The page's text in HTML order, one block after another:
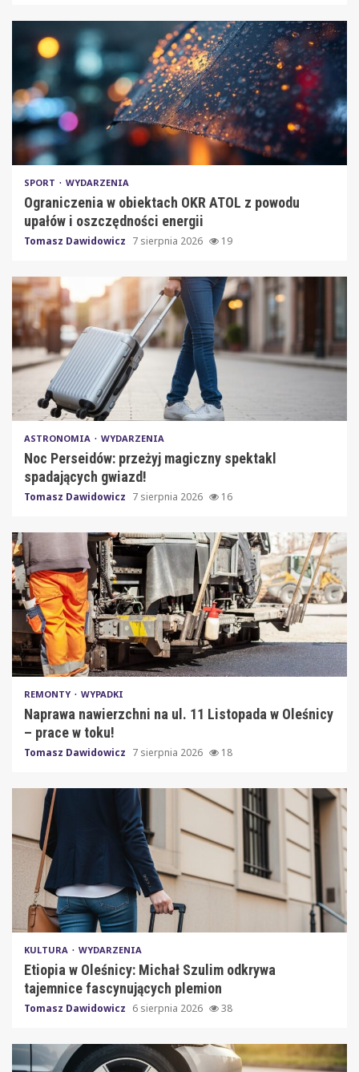
SPORT WYDARZENIA
Ograniczenia w obiektach OKR ATOL z powodu
upałów i oszczędności energii
Tomasz Dawidowicz 7 sierpnia 2026 19
ASTRONOMIA WYDARZENIA
Noc Perseidów: przeżyj magiczny spektakl
spadających gwiazd!
Tomasz Dawidowicz 7 sierpnia 2026 16
REMONTY WYPADKI
Naprawa nawierzchni na ul. 11 Listopada w Oleśnicy
– prace w toku!
Tomasz Dawidowicz 7 sierpnia 2026 18
KULTURA WYDARZENIA
Etiopia w Oleśnicy: Michał Szulim odkrywa
tajemnice fascynujących plemion
Tomasz Dawidowicz 6 sierpnia 2026 38